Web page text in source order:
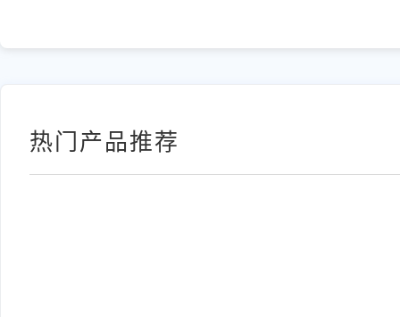
热门产品推荐